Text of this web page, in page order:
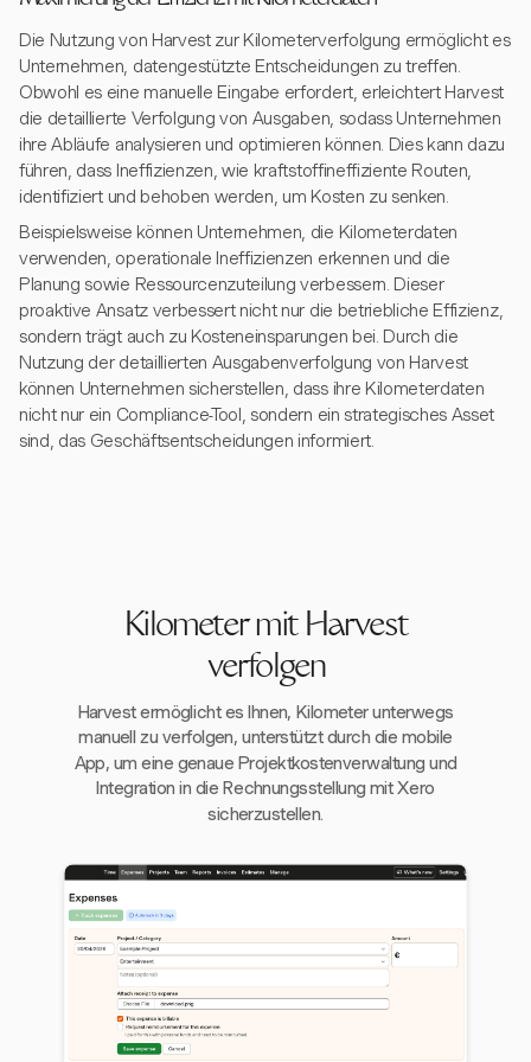
Die Nutzung von Harvest zur Kilometerverfolgung ermöglicht es
Unternehmen, datengestützte Entscheidungen zu treffen.
Obwohl es eine manuelle Eingabe erfordert, erleichtert Harvest
die detaillierte Verfolgung von Ausgaben, sodass Unternehmen
ihre Abläufe analysieren und optimieren können. Dies kann dazu
führen, dass Ineffizienzen, wie kraftstoffineffiziente Routen,
identifiziert und behoben werden, um Kosten zu senken.
Beispielsweise können Unternehmen, die Kilometerdaten
verwenden, operationale Ineffizienzen erkennen und die
Planung sowie Ressourcenzuteilung verbessern. Dieser
proaktive Ansatz verbessert nicht nur die betriebliche Effizienz,
sondern trägt auch zu Kosteneinsparungen bei. Durch die
Nutzung der detaillierten Ausgabenverfolgung von Harvest
können Unternehmen sicherstellen, dass ihre Kilometerdaten
nicht nur ein Compliance-Tool, sondern ein strategisches Asset
sind, das Geschäftsentscheidungen informiert.
Kilometer mit Harvest
verfolgen
Harvest ermöglicht es Ihnen, Kilometer unterwegs
manuell zu verfolgen, unterstützt durch die mobile
App, um eine genaue Projektkostenverwaltung und
Integration in die Rechnungsstellung mit Xero
sicherzustellen.